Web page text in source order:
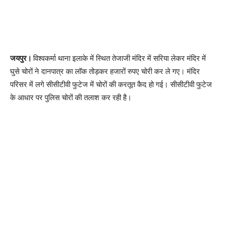
जयपुर।विश्वकर्मा थाना इलाके में स्थित तेजाजी मंदिर में सरिया लेकर मंदिर में
घुसे चोरों ने दानपात्र का लॉक तोड़कर हजारों रुपए चोरी कर ले गए। मंदिर
परिसर में लगे सीसीटीवी फुटेज में चोरों की करतूत कैद हो गई। सीसीटीवी फुटेज
के आधार पर पुलिस चोरों की तलाश कर रही है।